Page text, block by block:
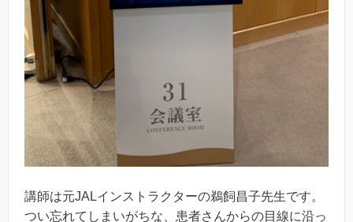
講師は元JALインストラクターの鵜飼昌子先生です。
つい忘れてしまいがちな、患者さんからの目線に沿っ